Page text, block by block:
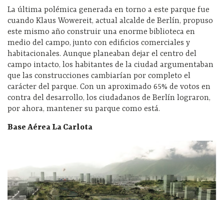
La última polémica generada en torno a este parque fue
cuando Klaus Wowereit, actual alcalde de Berlín, propuso
este mismo año construir una enorme biblioteca en
medio del campo, junto con edificios comerciales y
habitacionales. Aunque planeaban dejar el centro del
campo intacto, los habitantes de la ciudad argumentaban
que las construcciones cambiarían por completo el
carácter del parque. Con un aproximado 65% de votos en
contra del desarrollo, los ciudadanos de Berlín lograron,
por ahora, mantener su parque como está.
Base Aérea La Carlota